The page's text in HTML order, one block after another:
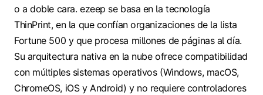
o a doble cara. ezeep se basa en la tecnología
ThinPrint, en la que confían organizaciones de la lista
Fortune 500 y que procesa millones de páginas al día.
Su arquitectura nativa en la nube ofrece compatibilidad
con múltiples sistemas operativos (Windows, macOS,
ChromeOS, iOS y Android) y no requiere controladores